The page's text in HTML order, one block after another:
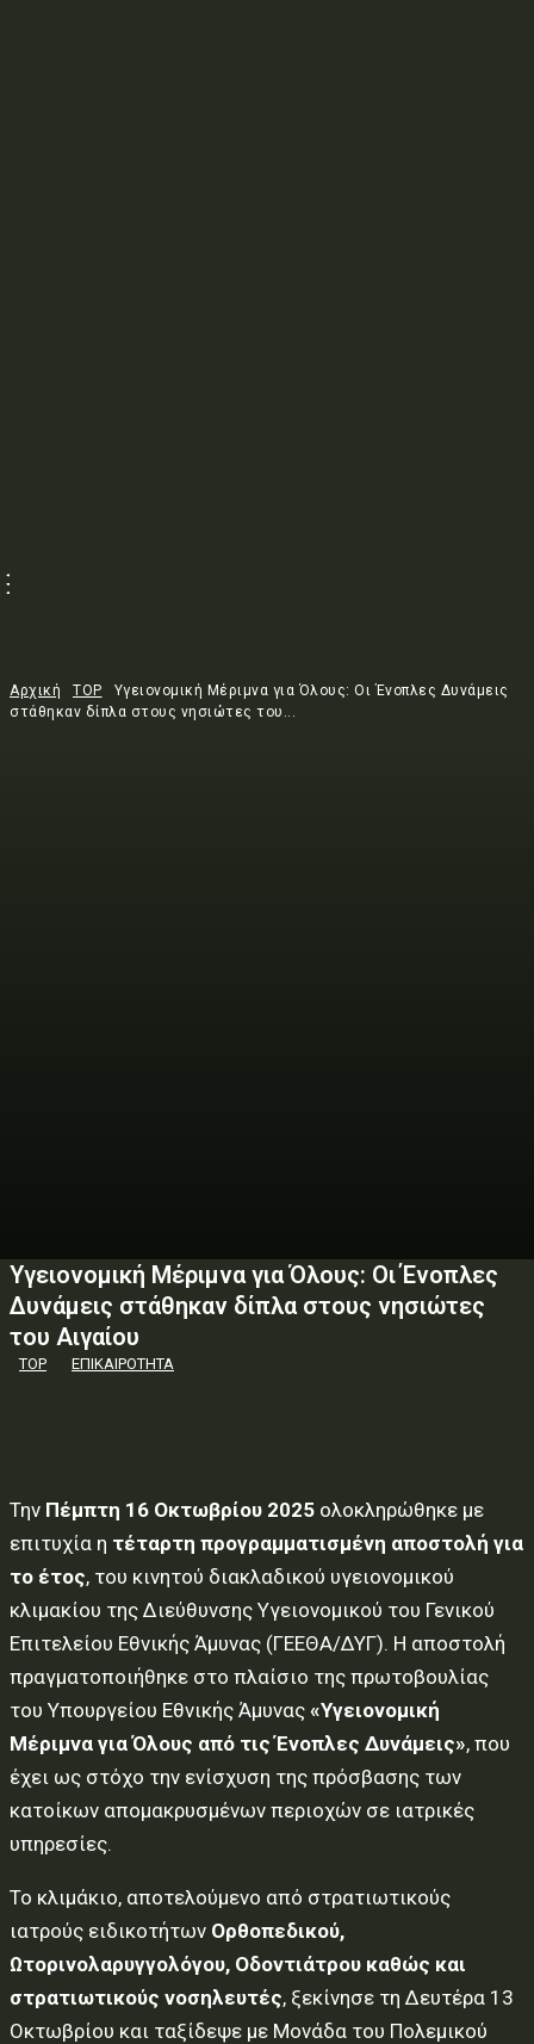
Αρχική TOP
Υγειονομική Μέριμνα για Όλους: Οι Ένοπλες Δυνάμεις
στάθηκαν δίπλα στους νησιώτες του...
Υγειονομική Μέριμνα για Όλους: Οι Ένοπλες
Δυνάμεις στάθηκαν δίπλα στους νησιώτες
του Αιγαίου
TOP ΕΠΙΚΑΙΡΟΤΗΤΑ
Την Πέμπτη 16 Οκτωβρίου 2025 ολοκληρώθηκε με
επιτυχία η τέταρτη προγραμματισμένη αποστολή για
το έτος, του κινητού διακλαδικού υγειονομικού
κλιμακίου της Διεύθυνσης Υγειονομικού του Γενικού
Επιτελείου Εθνικής Άμυνας (ΓΕΕΘΑ/ΔΥΓ). Η αποστολή
πραγματοποιήθηκε στο πλαίσιο της πρωτοβουλίας
του Υπουργείου Εθνικής Άμυνας «Υγειονομική
Μέριμνα για Όλους από τις Ένοπλες Δυνάμεις», που
έχει ως στόχο την ενίσχυση της πρόσβασης των
κατοίκων απομακρυσμένων περιοχών σε ιατρικές
υπηρεσίες.
Το κλιμάκιο, αποτελούμενο από στρατιωτικούς
ιατρούς ειδικοτήτων Ορθοπεδικού,
Ωτορινολαρυγγολόγου, Οδοντιάτρου καθώς και
στρατιωτικούς νοσηλευτές, ξεκίνησε τη Δευτέρα 13
Οκτωβρίου και ταξίδεψε με Μονάδα του Πολεμικού